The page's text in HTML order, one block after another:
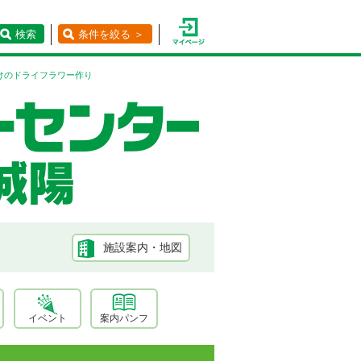
検索 条件を絞る ＞
ドライフラワー作り
施設案内・地図
イベント 案内パンフ